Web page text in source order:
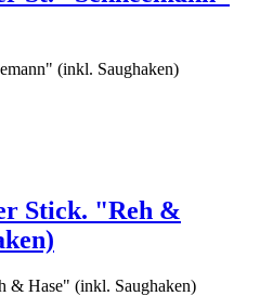
(inkl. Saughaken)
Stick. "Reh &
& Hase" (inkl. Saughaken)